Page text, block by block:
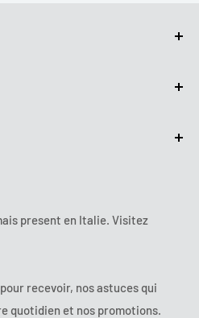
present en Italie. Visitez
recevoir, nos astuces qui
quotidien et nos promotions.